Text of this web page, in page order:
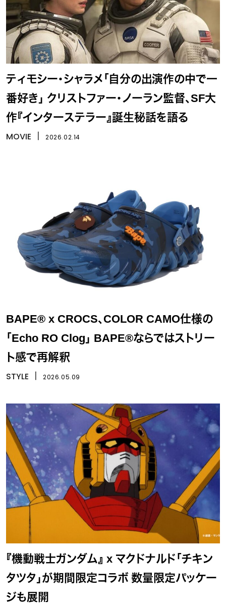
ティモシー・シャラメ「自分の出演作の中で一
番好き」 クリストファー・ノーラン監督、SF大
作『インターステラー』誕生秘話を語る
MOVIE 2026.02.14
BAPE® x CROCS、COLOR CAMO仕様の
「Echo RO Clog」 BAPE®ならではストリー
ト感で再解釈
STYLE 2026.05.09
『機動戦士ガンダム』 x マクドナルド「チキン
タツタ」が期間限定コラボ 数量限定パッケー
ジも展開